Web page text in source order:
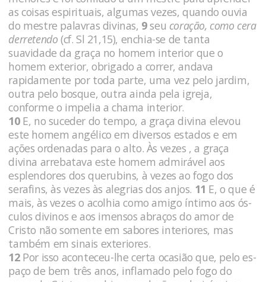
as coisas espirituais, algumas vezes, quando ouvia
do mestre palavras divinas, 9seu coração, como cera
derretendo (cf. Sl 21,15), enchia-se de tanta
suavidade da graça no homem interior que o
homem exterior, obrigado a correr, andava
rapidamente por toda parte, uma vez pelo jardim,
outra pelo bosque, outra ainda pela igreja,
conforme o impelia a chama interior.
10E, no suceder do tempo, a graça divina elevou
este homem angélico em diversos estados e em
ações ordenadas para o alto. Às vezes , a graça
divina arrebatava este homem admirá­vel aos
esplendores dos querubins, à vezes ao fogo dos
serafins, às vezes às alegrias dos anjos. 11 E, o que é
mais, às vezes o acolhia como amigo íntimo aos ós­
culos divinos e aos imensos abraços do amor de
Cristo não so­mente em sabores interiores, mas
também em sinais exteriores.
12Por isso aconteceu-lhe certa ocasião que, pelo es­
paço de bem três anos, inflamado pelo fogo do